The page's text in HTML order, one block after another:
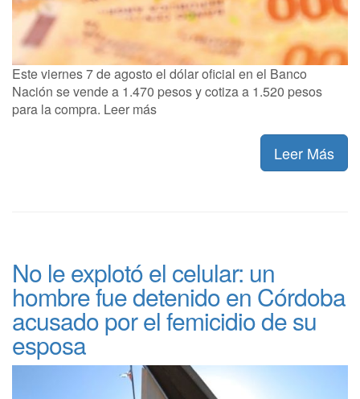
Este viernes 7 de agosto el dólar oficial en el Banco
Nación se vende a 1.470 pesos y cotiza a 1.520 pesos
para la compra. Leer más
Leer Más
No le explotó el celular: un
hombre fue detenido en Córdoba
acusado por el femicidio de su
esposa